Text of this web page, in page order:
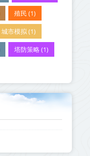
殖民 (1)
城市模拟 (1)
塔防策略 (1)